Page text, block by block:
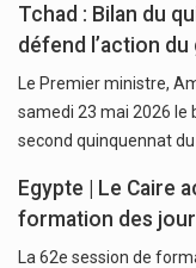
Tchad : Bilan du
défend l’action
Le Premier ministre,
samedi 23 mai 2026 le
second quinquennat
Egypte | Le Caire
formation des
La 62e session de